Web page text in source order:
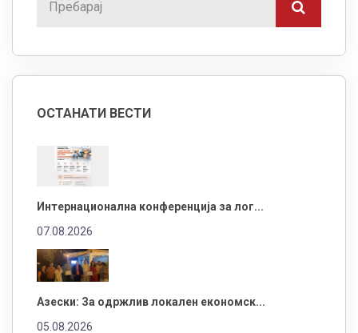
ОСТАНАТИ ВЕСТИ
Интернационална конференција за лог...
07.08.2026
Азески: За одржлив локален економск...
05.08.2026